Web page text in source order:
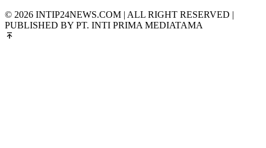
© 2026 INTIP24NEWS.COM | ALL RIGHT RESERVED |
PUBLISHED BY PT. INTI PRIMA MEDIATAMA